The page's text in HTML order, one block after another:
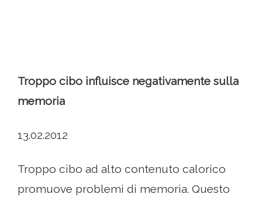
Troppo cibo influisce negativamente sulla
memoria
13.02.2012
Troppo cibo ad alto contenuto calorico
promuove problemi di memoria. Questo